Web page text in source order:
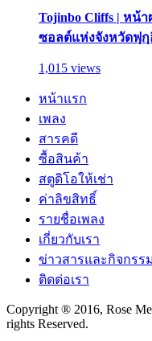
Tojinbo Cliffs | หน้
ซอลต์แห่งจังหวัดฟุ
1,015 views
หน้าแรก
เพลง
สารคดี
ซื้อสินค้า
สตูดิโอให้เช่า
ค่าลิขสิทธิ์
รายชื่อเพลง
เกี่ยวกับเรา
ข่าวสารและกิจกรรม
ติดต่อเรา
Copyright ® 2016, Rose
rights Reserved.